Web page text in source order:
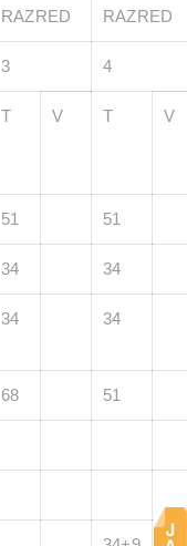
RAZRED
RAZRED
3 4
T V T V
51 51
34 34
34 34
68 51